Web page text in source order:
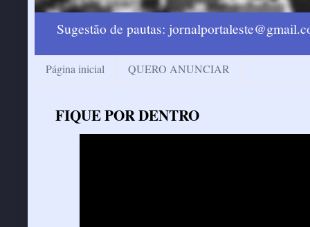
Sugestão de pautas:
Página inicial QUERO ANUNCIAR
FIQUE POR DENTRO